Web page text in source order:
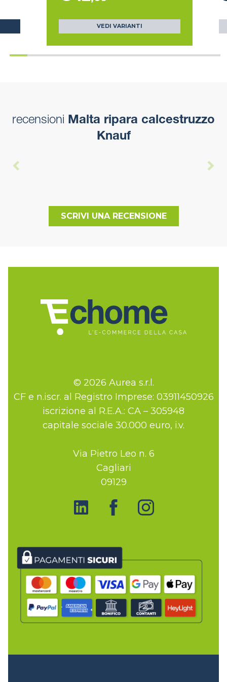
VEDI VARIANTI
recensioni Malta ripara calcestruzzo
Knauf
SCRIVI UNA RECENSIONE
© 2026 Aurea s.r.l.
CF e n.iscr. al Registro Imprese: 03911450926
iscrizione al R.E.A.: CA – 305948
capitale sociale 30.000 euro, i.v.
Via Pietro Leo n. 6
Cagliari
09129